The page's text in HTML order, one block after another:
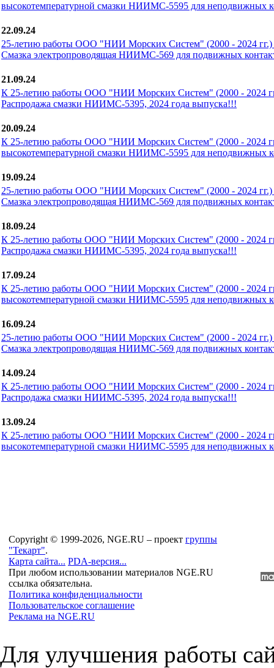
высокотемпературной смазки НИИМС-5595 для неподвижных
22.09.24
25-летию работы ООО "НИИ Морских Систем" (2000 - 2024 гг.)
Смазка электропроводящая НИИМС-569 для подвижных
21.09.24
К 25-летию работы ООО "НИИ Морских Систем" (2000 - 2024
Распродажа смазки НИИМС-5395, 2024 года выпуска!!!
20.09.24
К 25-летию работы ООО "НИИ Морских Систем" (2000 - 2024
высокотемпературной смазки НИИМС-5595 для неподвижных
19.09.24
25-летию работы ООО "НИИ Морских Систем" (2000 - 2024 гг.)
Смазка электропроводящая НИИМС-569 для подвижных
18.09.24
К 25-летию работы ООО "НИИ Морских Систем" (2000 - 2024
Распродажа смазки НИИМС-5395, 2024 года выпуска!!!
17.09.24
К 25-летию работы ООО "НИИ Морских Систем" (2000 - 2024
высокотемпературной смазки НИИМС-5595 для неподвижных
16.09.24
25-летию работы ООО "НИИ Морских Систем" (2000 - 2024 гг.)
Смазка электропроводящая НИИМС-569 для подвижных
14.09.24
К 25-летию работы ООО "НИИ Морских Систем" (2000 - 2024
Распродажа смазки НИИМС-5395, 2024 года выпуска!!!
13.09.24
К 25-летию работы ООО "НИИ Морских Систем" (2000 - 2024
высокотемпературной смазки НИИМС-5595 для неподвижных
Copyright © 1999-2026, NGE.RU – проект группы
"Текарт".
Карта сайта... PDA-версия...
При любом использовании материалов NGE.RU
ссылка обязательна.
Политика конфиденциальности
Пользовательское соглашение
Реклама на NGE.RU
Для улучшения работы